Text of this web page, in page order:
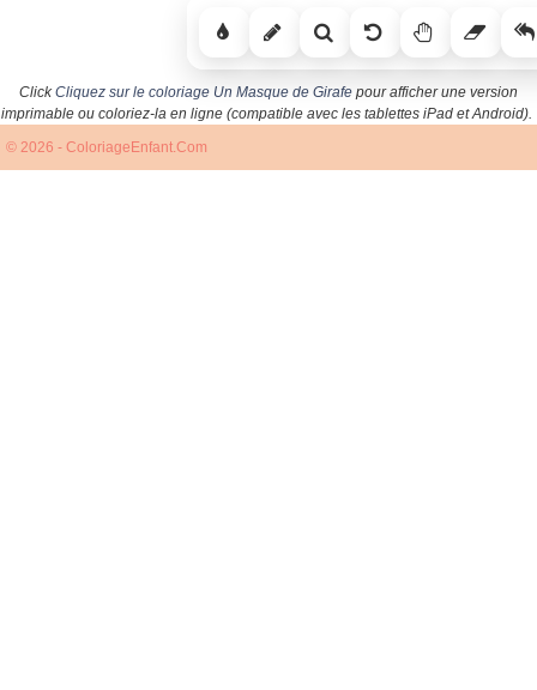
ClickCliquez sur le coloriage Un Masque de Girafe pour afficher une version
imprimable ou coloriez-la en ligne (compatible avec les tablettes iPad et Android).
© 2026 - ColoriageEnfant.Com